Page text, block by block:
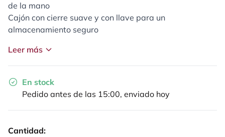
de la mano
Cajón con cierre suave y con llave para un
almacenamiento seguro
Leer más
En stock
Pedido antes de las 15:00, enviado hoy
Cantidad: